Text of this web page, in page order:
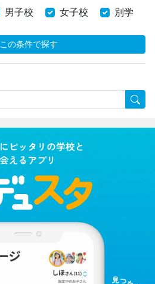
男子校 女子校 別学
この条件で探す